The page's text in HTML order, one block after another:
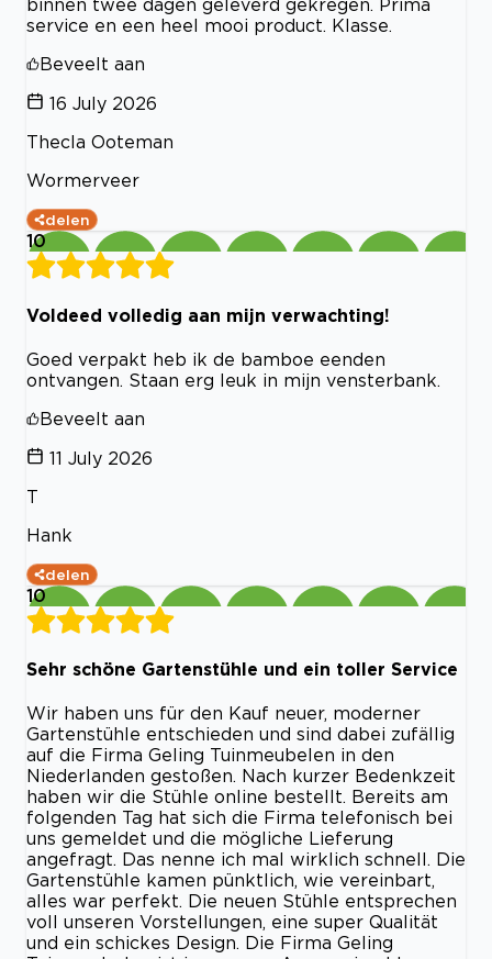
binnen twee dagen geleverd gekregen. Prima
service en een heel mooi product. Klasse.
Beveelt aan
16 July 2026
Thecla Ooteman
Wormerveer
delen
10
Voldeed volledig aan mijn verwachting!
Goed verpakt heb ik de bamboe eenden
ontvangen. Staan erg leuk in mijn vensterbank.
Beveelt aan
11 July 2026
T
Hank
delen
10
Sehr schöne Gartenstühle und ein toller Service
Wir haben uns für den Kauf neuer, moderner
Gartenstühle entschieden und sind dabei zufällig
auf die Firma Geling Tuinmeubelen in den
Niederlanden gestoßen. Nach kurzer Bedenkzeit
haben wir die Stühle online bestellt. Bereits am
folgenden Tag hat sich die Firma telefonisch bei
uns gemeldet und die mögliche Lieferung
angefragt. Das nenne ich mal wirklich schnell. Die
Gartenstühle kamen pünktlich, wie vereinbart,
alles war perfekt. Die neuen Stühle entsprechen
voll unseren Vorstellungen, eine super Qualität
und ein schickes Design. Die Firma Geling